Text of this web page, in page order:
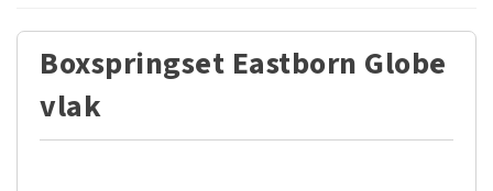
Boxspringset Eastborn Globe
vlak